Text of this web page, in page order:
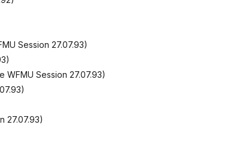
Session 27.07.93)
WFMU Session 27.07.93)
27.07.93)